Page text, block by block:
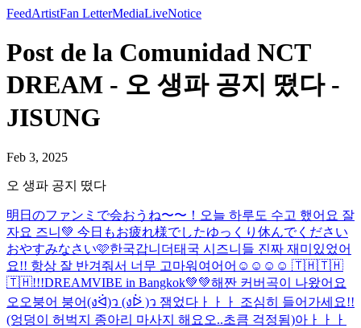
FeedArtistFan LetterMediaLiveNotice
Post de la Comunidad NCT
DREAM - 오 생파 공지 떴다 -
JISUNG
Feb 3, 2025
오 생파 공지 떴다
明日のファンミで会おうね〜〜！ 오늘 하루도 수고 했어요 잘
자요 즈니💚 今日もお疲れ様でしたゆっくり休んでください
おやすみなさい🩷한국갑니더태국 시즈니들 진짜 재미있었어
요!! 항상 잘 반겨줘서 너무 고마워여어어☺️☺️☺️☺️ 🇹🇭🇹🇭
🇹🇭!!!DREAMVIBE in Bangkok💚💚해짠 커버곡이 나왔어요
오오붕어 붕어(งᐛ)ว (งᐖ )ว 잼었다ㅏㅏㅏ 조심히 들어가세요!!
(엉덩이 허벅지 종아리 마사지 해요오..초큼 걱정됨)아ㅏㅏㅏ